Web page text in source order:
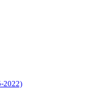
2022)